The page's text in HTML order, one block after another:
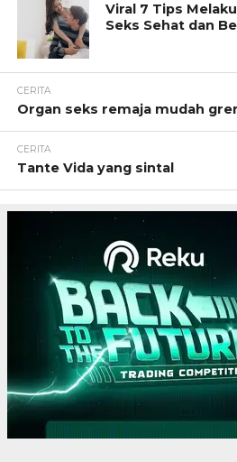
Viral 7 Tips
Seks Sehat dan
CERITA
Organ seks remaja mudah
CERITA
Tante Vida yang sintal